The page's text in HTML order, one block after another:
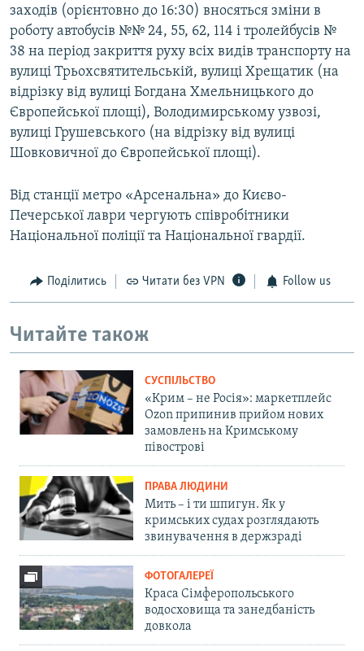
заходів (орієнтовно до 16:30) вносяться зміни в
роботу автобусів №№ 24, 55, 62, 114 і тролейбусів №
38 на період закриття руху всіх видів транспорту на
вулиці Трьохсвятительській, вулиці Хрещатик (на
відрізку від вулиці Богдана Хмельницького до
Європейської площі), Володимирському узвозі,
вулиці Грушевського (на відрізку від вулиці
Шовковичної до Європейської площі).
Від станції метро «Арсенальна» до Києво-
Печерської лаври чергують співробітники
Національної поліції та Національної гвардії.
Поділитись Читати без VPN Follow us
Читайте також
СУСПІЛЬСТВО
«Крим – не Росія»: маркетплейс
Ozon припинив прийом нових
замовлень на Кримському
півострові
ПРАВА ЛЮДИНИ
Мить – і ти шпигун. Як у
кримських судах розглядають
звинувачення в держзраді
ФОТОГАЛЕРЕЇ
Краса Сімферопольського
водосховища та занедбаність
довкола